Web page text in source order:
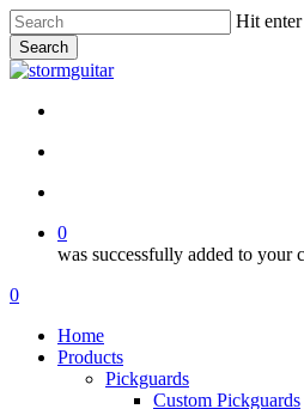
Skip
to
main
content
Hit
Search
Close
0
was successfully added to your
Menu
search
account
0
Home
Products
Pickguards
Custom Pickguards